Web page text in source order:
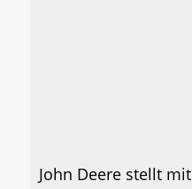
John Deere stellt